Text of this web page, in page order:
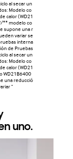
al secar un
Modelo co
calor (WD21
** modelo co
supone una r
variar se
interna
de Pruebas
al secar un
Modelo co
calor (WD21
WD21B6400
una reducció
"
uno.